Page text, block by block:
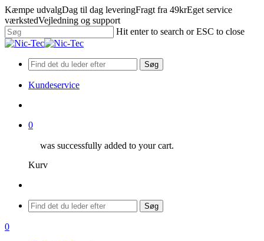
Skip
to
main
content
Kæmpe udvalgDag til dag leveringFragt fra 49krEget service
værkstedVejledning og support
Hit enter to search or ESC to close
Close
Søg
Kundeservice
0
was successfully added to your cart.
Kurv
Menu
Søg
search
0